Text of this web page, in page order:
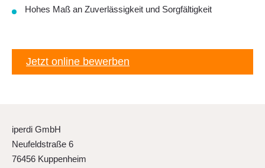
Hohes Maß an Zuverlässigkeit und Sorgfältigkeit
Jetzt online bewerben
iperdi GmbH
Neufeldstraße 6
76456 Kuppenheim